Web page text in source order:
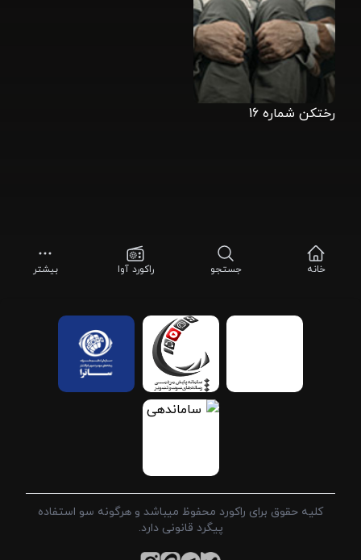
رختکن شماره 16
خانه جستجو راکورد آوا بیشتر
کلیه حقوق برای راکورد محفوظ میباشد و هرگونه سو استفاده
پیگرد قانونی دارد.